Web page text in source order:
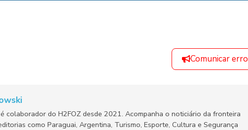
Comunicar erro
colaborador do H2FOZ desde 2021. Acompanha o noticiário da fronteira
como Paraguai, Argentina, Turismo, Esporte, Cultura e Segurança